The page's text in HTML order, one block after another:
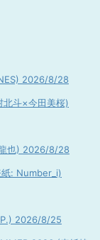
2026/8/28
斗×今田美桜)
也) 2026/8/28
: Number_i)
2026/8/25